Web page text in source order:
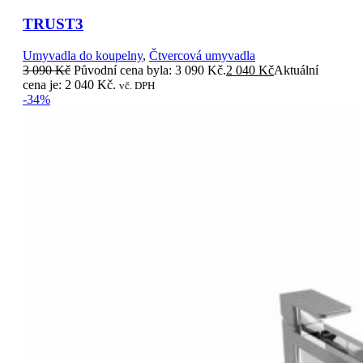
TRUST3
Umyvadla do koupelny, Čtvercová umyvadla
3 090Kč Původní cena byla: 3 090 Kč.2 040 KčAktuální
cena je: 2 040 Kč. vč. DPH
-34%